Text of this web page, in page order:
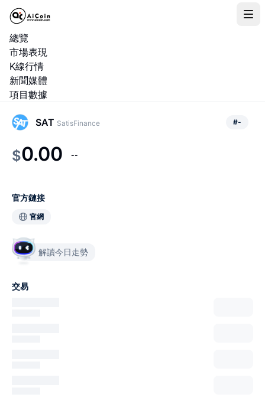
總覽
市場表現
K線行情
新聞媒體
項目數據
SAT SatisFinance #-
$0.00 --
官方鏈接
官網
解讀今日走勢
交易